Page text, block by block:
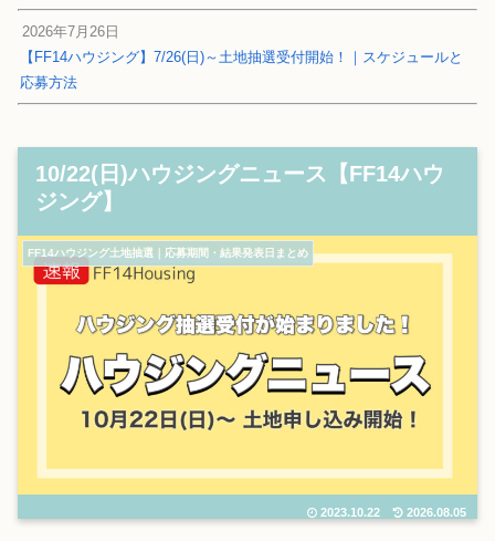
2026年7月26日
【FF14ハウジング】7/26(日)～土地抽選受付開始！｜スケジュールと
応募方法
10/22(日)ハウジングニュース【FF14ハウ
ジング】
FF14ハウジング土地抽選｜応募期間・結果発表日まとめ
2023.10.22 2026.08.05